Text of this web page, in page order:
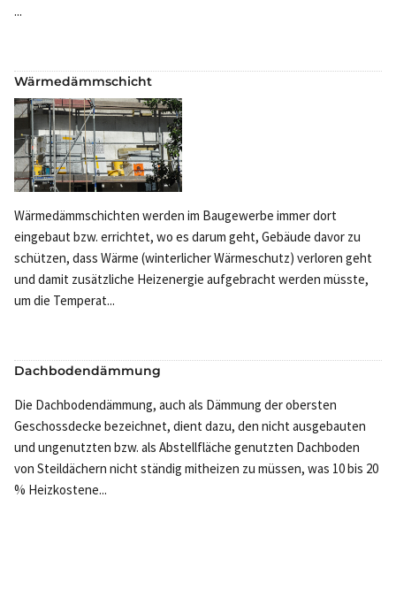
...
Wärmedämmschicht
Wärmedämmschichten werden im Baugewerbe immer dort
eingebaut bzw. errichtet, wo es darum geht, Gebäude davor zu
schützen, dass Wärme (winterlicher Wärmeschutz) verloren geht
und damit zusätzliche Heizenergie aufgebracht werden müsste,
um die Temperat...
Dachbodendämmung
Die Dachbodendämmung, auch als Dämmung der obersten
Geschossdecke bezeichnet, dient dazu, den nicht ausgebauten
und ungenutzten bzw. als Abstellfläche genutzten Dachboden
von Steildächern nicht ständig mitheizen zu müssen, was 10 bis 20
% Heizkostene...